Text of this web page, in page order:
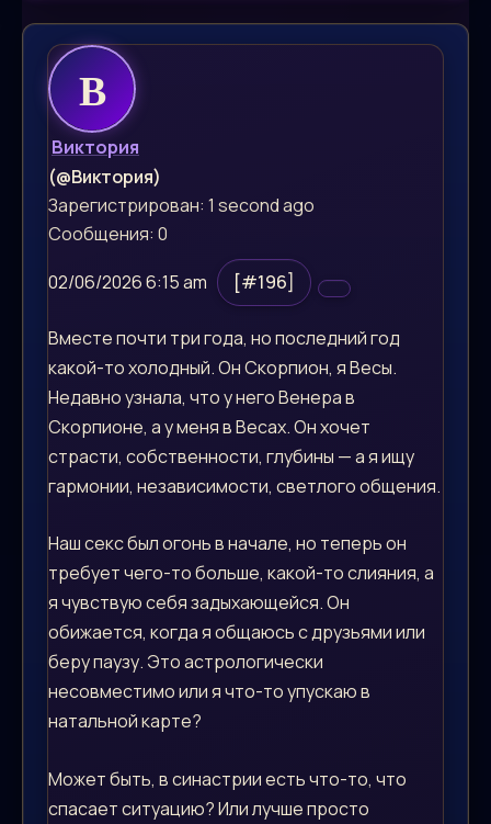
Виктория
(@Виктория)
Зарегистрирован: 1 second ago
Сообщения: 0
02/06/2026 6:15 am
[#196]
Вместе почти три года, но последний год
какой-то холодный. Он Скорпион, я Весы.
Недавно узнала, что у него Венера в
Скорпионе, а у меня в Весах. Он хочет
страсти, собственности, глубины — а я ищу
гармонии, независимости, светлого общения.
Наш секс был огонь в начале, но теперь он
требует чего-то больше, какой-то слияния, а
я чувствую себя задыхающейся. Он
обижается, когда я общаюсь с друзьями или
беру паузу. Это астрологически
несовместимо или я что-то упускаю в
натальной карте?
Может быть, в синастрии есть что-то, что
спасает ситуацию? Или лучше просто